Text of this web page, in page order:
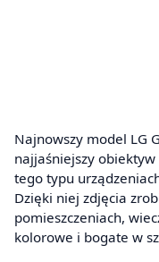
Najnowszy model LG
najjaśniejszy
tego typu
Dzięki niej zdjęcia
pomieszczeniach,
kolorowe i bogate w